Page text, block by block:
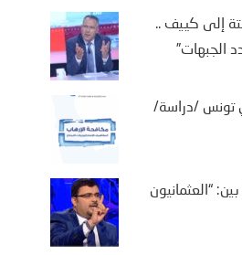
إلى كييف ..
الجبهات”
تونس /دراسة/
“العثمانيون